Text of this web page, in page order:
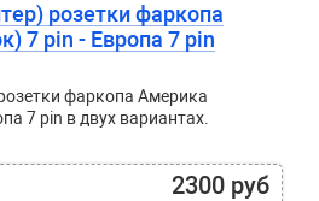
розетки фаркопа
7 pin - Европа 7 pin
фаркопа Америка
7 pin в двух вариантах.
2300 руб